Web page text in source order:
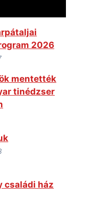
2026
mentették
tinédzser
családi ház